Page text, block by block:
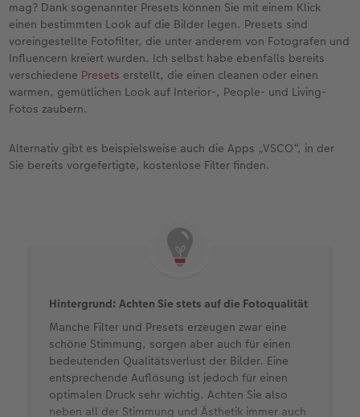
mag? Dank sogenannter Presets können Sie mit einem Klick
einen bestimmten Look auf die Bilder legen. Presets sind
voreingestellte Fotofilter, die unter anderem von Fotografen und
Influencern kreiert wurden. Ich selbst habe ebenfalls bereits
verschiedene Presets erstellt, die einen cleanen oder einen
warmen, gemütlichen Look auf Interior-, People- und Living-
Fotos zaubern.
Alternativ gibt es beispielsweise auch die Apps „VSCO“, in der
Sie bereits vorgefertigte, kostenlose Filter finden.
Hintergrund: Achten Sie stets auf die Fotoqualität
Manche Filter und Presets erzeugen zwar eine
schöne Stimmung, sorgen aber auch für einen
bedeutenden Qualitätsverlust der Bilder. Eine
entsprechende Auflösung ist jedoch für einen
optimalen Druck sehr wichtig. Achten Sie also
neben all der Stimmung und Ästhetik immer auch